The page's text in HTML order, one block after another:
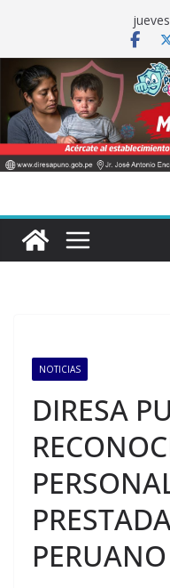
contenido
NOTICIAS
DIRESA
PERUANO